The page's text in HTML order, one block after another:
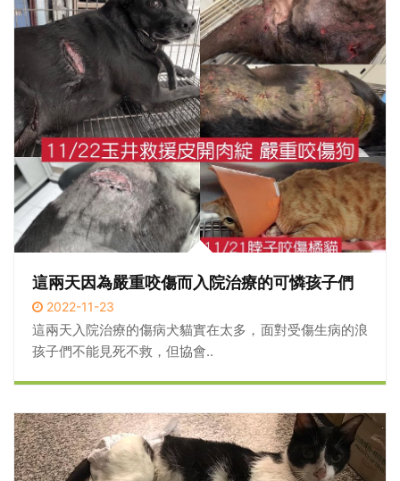
這兩天因為嚴重咬傷而入院治療的可憐孩子們
2022-11-23
這兩天入院治療的傷病犬貓實在太多，面對受傷生病的浪
孩子們不能見死不救，但協會..